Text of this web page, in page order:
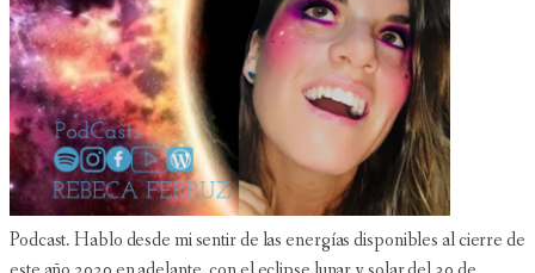
Podcast. Hablo desde mi sentir de las energías disponibles al cierre de